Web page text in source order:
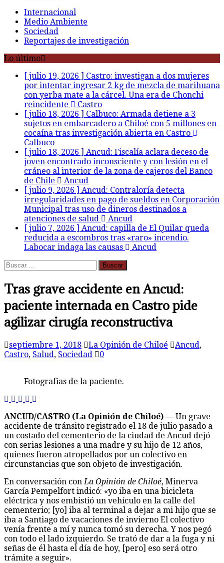
Internacional
Medio Ambiente
Sociedad
Reportajes de investigación
Lo último
[ julio 19, 2026 ] Castro: investigan a dos mujeres
por intentar ingresar 2 kg de mezcla de marihuana
con yerba mate a la cárcel. Una era de Chonchi
reincidente
Castro
[ julio 18, 2026 ] Calbuco: Armada detiene a 3
sujetos en embarcadero a Chiloé con 5 millones en
cocaína tras investigación abierta en Castro
Calbuco
[ julio 18, 2026 ] Ancud: Fiscalía aclara deceso de
joven encontrado inconsciente y con lesión en el
cráneo al interior de la zona de cajeros del Banco
de Chile
Ancud
[ julio 9, 2026 ] Ancud: Contraloría detecta
irregularidades en pago de sueldos en Corporación
Municipal tras uso de dineros destinados a
atenciones de salud
Ancud
[ julio 7, 2026 ] Ancud: capilla de El Quilar queda
reducida a escombros tras «raro» incendio.
Labocar indaga las causas
Ancud
Buscar:
Tras grave accidente en Ancud:
paciente internada en Castro pide
agilizar cirugía reconstructiva
septiembre 1, 2018 La Opinión de Chiloé Ancud,
Castro, Salud, Sociedad 0
Fotografías de la paciente.
ANCUD/CASTRO (La Opinión de Chiloé) — Un grave
accidente de tránsito registrado el 18 de julio pasado a
un costado del cementerio de la ciudad de Ancud dejó
con serias lesiones a una madre y su hijo de 12 años,
quienes fueron atropellados por un colectivo en
circunstancias que son objeto de investigación.
En conversación conLa Opinión de Chiloé, Minerva
García Pempelfort indicó: «yo iba en una bicicleta
eléctrica y nos embistió un vehículo en la calle del
cementerio; [yo] iba al terminal a dejar a mi hijo que se
iba a Santiago de vacaciones de invierno El colectivo
venía frente a mí y nunca tomó su derecha. Y nos pegó
con todo el lado izquierdo. Se trató de dar a la fuga y ni
señas de él hasta el día de hoy, [pero] eso será otro
trámite a seguir».